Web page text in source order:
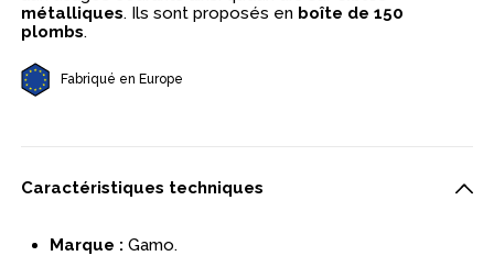
métalliques. Ils sont proposés en boîte de 150
plombs.
Fabriqué en Europe
Caractéristiques techniques
Marque : Gamo.